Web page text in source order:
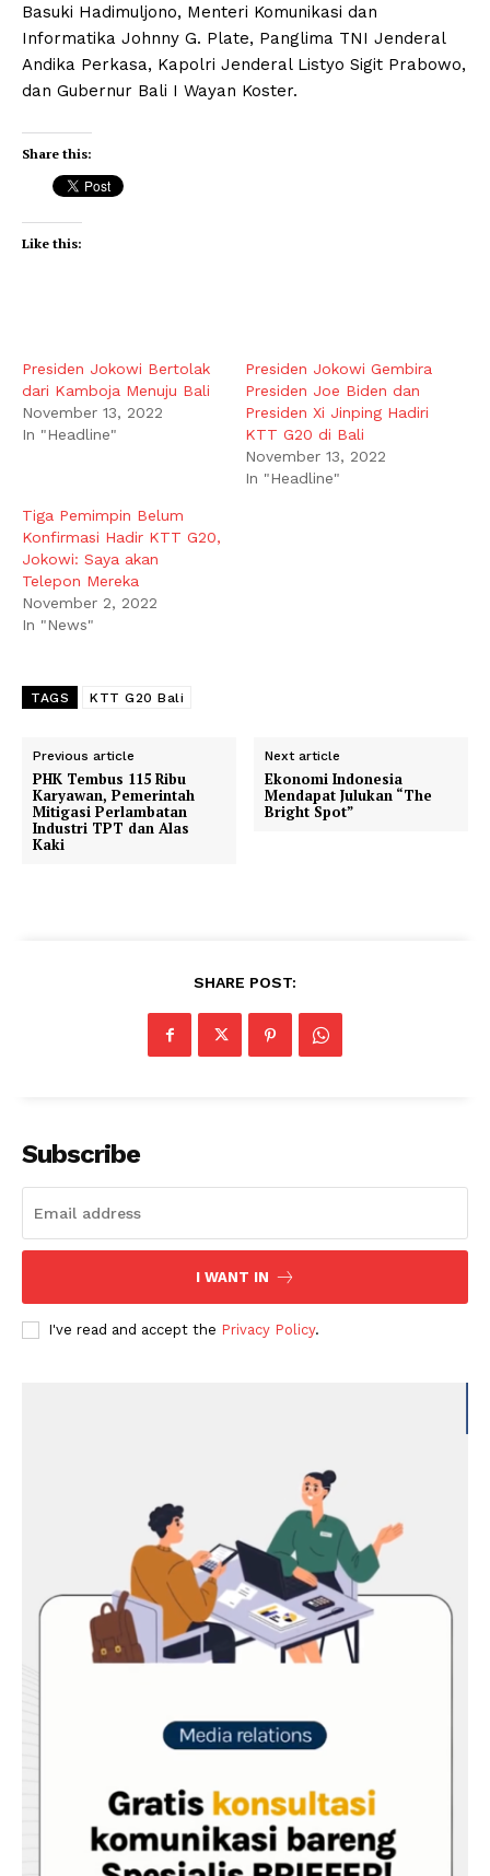
Basuki Hadimuljono, Menteri Komunikasi dan
Informatika Johnny G. Plate, Panglima TNI Jenderal
Andika Perkasa, Kapolri Jenderal Listyo Sigit Prabowo,
dan Gubernur Bali I Wayan Koster.
Share this:
Like this:
Presiden Jokowi Bertolak
dari Kamboja Menuju Bali
November 13, 2022
In "Headline"
Presiden Jokowi Gembira
Presiden Joe Biden dan
Presiden Xi Jinping Hadiri
KTT G20 di Bali
November 13, 2022
In "Headline"
Tiga Pemimpin Belum
Konfirmasi Hadir KTT G20,
Jokowi: Saya akan
Telepon Mereka
November 2, 2022
In "News"
TAGS KTT G20 Bali
Previous article
PHK Tembus 115 Ribu
Karyawan, Pemerintah
Mitigasi Perlambatan
Industri TPT dan Alas
Kaki
Next article
Ekonomi Indonesia
Mendapat Julukan “The
Bright Spot”
SHARE POST:
Subscribe
I WANT IN
I've read and accept the Privacy Policy.